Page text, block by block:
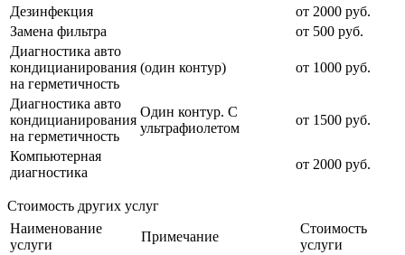
Дезинфекция
от 2000 руб.
Замена фильтра
от 500 руб.
Диагностика авто
кондицианирования
на герметичность
(один контур) от 1000 руб.
Диагностика авто
кондицианирования
на герметичность
Один контур. С
ультрафиолетом
от 1500 руб.
Компьютерная
диагностика
от 2000 руб.
Стоимость других услуг
Наименование
услуги
Примечание
Стоимость
услуги